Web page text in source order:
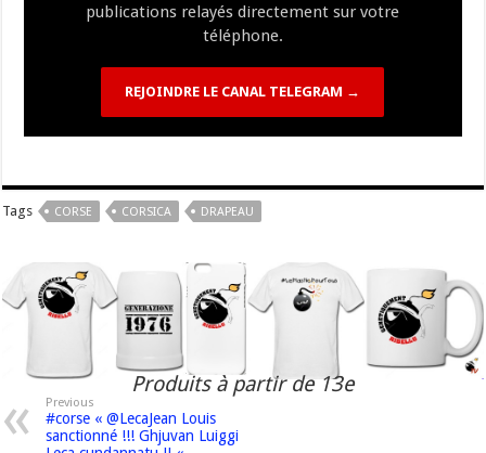
publications relayés directement sur votre
téléphone.
REJOINDRE LE CANAL TELEGRAM →
Tags CORSE CORSICA DRAPEAU
Produits à partir de 13e
Previous
#corse « @LecaJean Louis
sanctionné !!! Ghjuvan Luiggi